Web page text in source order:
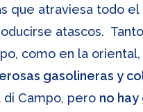
que atraviesa todo
atascos.
como en la
gasolineras y
di Campo, pero no hay